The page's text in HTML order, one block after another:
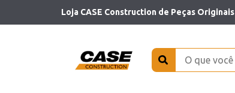
Loja CASE Construction de Peças Originais